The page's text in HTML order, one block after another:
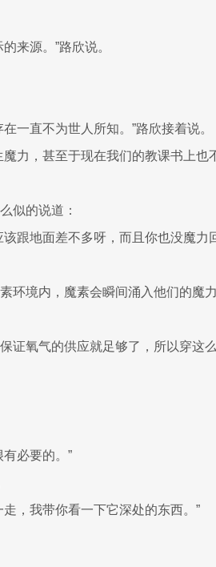
来源。”路欣说。
一直不为世人所知。”路欣接着说。
力，甚至于现在我们的教课书上也
似的说道：
跟地面差不多呀，而且你也没魔力
环境内，魔素会瞬间涌入他们的魔
证氧气的供应就足够了，所以穿这
必要的。”
，我带你看一下它深处的东西。”